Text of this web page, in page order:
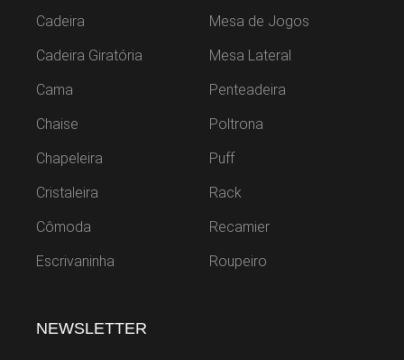
Cadeira
Cadeira Giratória
Cama
Chaise
Chapeleira
Cristaleira
Cômoda
Escrivaninha
Mesa de Jogos
Mesa Lateral
Penteadeira
Poltrona
Puff
Rack
Recamier
Roupeiro
NEWSLETTER